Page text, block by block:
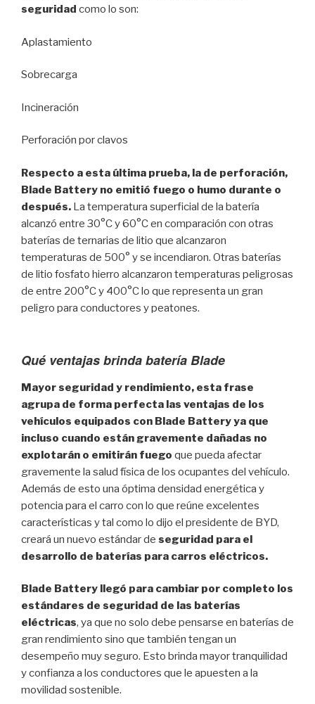
seguridad como lo son:
Aplastamiento
Sobrecarga
Incineración
Perforación por clavos
Respecto a esta última prueba, la de perforación,
Blade Battery no emitió fuego o humo durante o
después. La temperatura superficial de la batería
alcanzó entre 30°C y 60°C en comparación con otras
baterías de ternarias de litio que alcanzaron
temperaturas de 500° y se incendiaron. Otras baterías
de litio fosfato hierro alcanzaron temperaturas peligrosas
de entre 200°C y 400°C lo que representa un gran
peligro para conductores y peatones.
Qué ventajas brinda batería Blade
Mayor seguridad y rendimiento, esta frase
agrupa de forma perfecta las ventajas de los
vehículos equipados con Blade Battery ya que
incluso cuando están gravemente dañadas no
explotarán o emitirán fuego que pueda afectar
gravemente la salud física de los ocupantes del vehículo.
Además de esto una óptima densidad energética y
potencia para el carro con lo que reúne excelentes
características y tal como lo dijo el presidente de BYD,
creará un nuevo estándar de seguridad para el
desarrollo de baterías para carros eléctricos.
Blade Battery llegó para cambiar por completo los
estándares de seguridad de las baterías
eléctricas, ya que no solo debe pensarse en baterías de
gran rendimiento sino que también tengan un
desempeño muy seguro. Esto brinda mayor tranquilidad
y confianza a los conductores que le apuesten a la
movilidad sostenible.